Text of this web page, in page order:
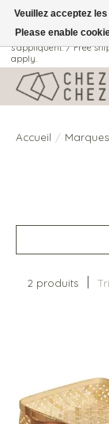
Livraison gratuite au
s'appliquent. / Free
apply.
Accueil / Marques
2 produits
Veuillez acceptez
Please enable